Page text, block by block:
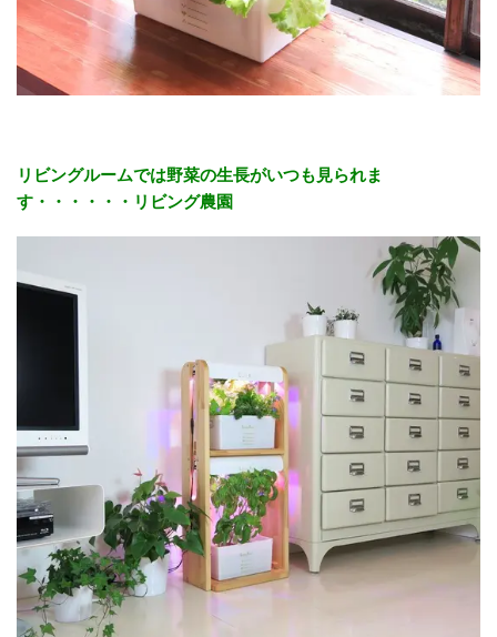
リビングルームでは野菜の生長がいつも見られま
す・・・・・・リビング農園